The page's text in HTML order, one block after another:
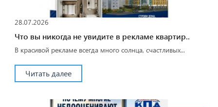
28.07.2026
Что вы никогда не увидите в рекламе квартир..
В красивой рекламе всегда много солнца, счастливых...
Читать далее